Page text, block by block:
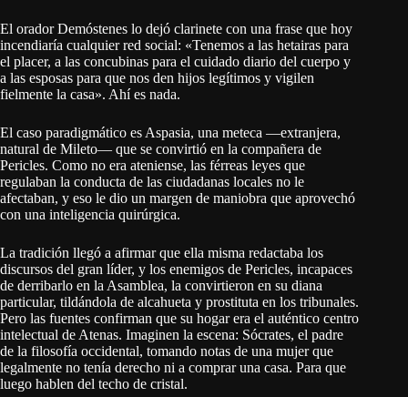
El orador Demóstenes lo dejó clarinete con una frase que hoy
incendiaría cualquier red social: «Tenemos a las hetairas para
el placer, a las concubinas para el cuidado diario del cuerpo y
a las esposas para que nos den hijos legítimos y vigilen
fielmente la casa». Ahí es nada.
El caso paradigmático es Aspasia, una meteca —extranjera,
natural de Mileto— que se convirtió en la compañera de
Pericles. Como no era ateniense, las férreas leyes que
regulaban la conducta de las ciudadanas locales no le
afectaban, y eso le dio un margen de maniobra que aprovechó
con una inteligencia quirúrgica.
La tradición llegó a afirmar que ella misma redactaba los
discursos del gran líder, y los enemigos de Pericles, incapaces
de derribarlo en la Asamblea, la convirtieron en su diana
particular, tildándola de alcahueta y prostituta en los tribunales.
Pero las fuentes confirman que su hogar era el auténtico centro
intelectual de Atenas. Imaginen la escena: Sócrates, el padre
de la filosofía occidental, tomando notas de una mujer que
legalmente no tenía derecho ni a comprar una casa. Para que
luego hablen del techo de cristal.